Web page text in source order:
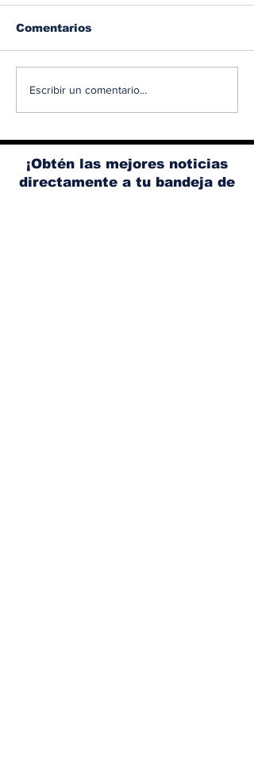
Albaisa deja la
Weaver tomará su
lugar
Comentarios
Escribir un comentario...
¡Obtén las mejores noticias
directamente a tu bandeja de